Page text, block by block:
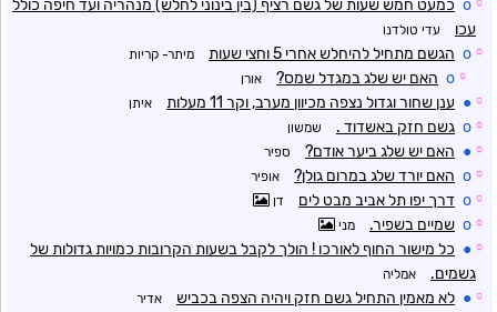
o כמעט חמש שעות של גשם רציף (בין בינוני לחלש) מנהריה ועד חיפה כולל
עכו
עדי טולדנו
☼
o הגשם מתחיל להיחלש אחרי 5 וחצי שעות מיתר- קריות
☼
o האם יש שלג במגדל שמס? אורן
☼
● ענן שחור וגדול נצפה מכיוון מערב, וקר 11 מעלות איתן
☼
o גשם חזק באשדוד . שמשון
☼
● האם יש שלג ביער אודם? ספיר
☼
o האם יורד שלג במרום גולן? אופיר
☼
o דרך יפו תל אביב מבט לים דן
☼
o שמיים בשפיר. מני
☼
● כל מישור החוף לאורכו ! הולך לקבל בשעות הקרובות כמויות גדולות של
גשמים.
אמליה
☼
● לא מאמין התחיל גשם חזק ויהיה הצפה בכביש אדיר